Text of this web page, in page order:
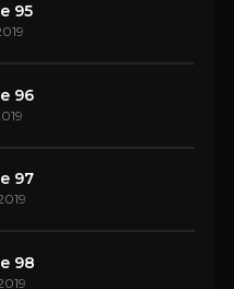
95
96
97
98